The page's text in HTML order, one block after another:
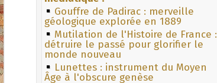
Gouffre de Padirac : merveille
géologique explorée en 1889
Mutilation de l'Histoire de France :
détruire le passé pour glorifier le
monde nouveau
Lunettes : instrument du Moyen
Âge à l'obscure genèse